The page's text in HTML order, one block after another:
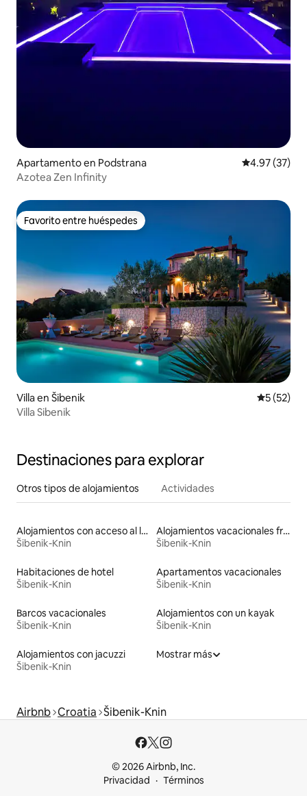
Apartamento en Podstrana Calificación
4.97 (37)
Azotea Zen Infinity
Favorito entre huéspedes
Favorito entre huéspedes
Villa en Šibenik
5 (52)
Villa Sibenik
Destinaciones para explorar
Otros tipos de alojamientos Actividades
Alojamientos con acceso al lago
Šibenik-Knin
Alojamientos vacacionales frente a la playa
Šibenik-Knin
Habitaciones de hotel
Šibenik-Knin
Apartamentos vacacionales
Šibenik-Knin
Barcos vacacionales
Šibenik-Knin
Alojamientos con un kayak
Šibenik-Knin
Alojamientos con jacuzzi
Šibenik-Knin
Mostrar más
Airbnb Croatia Šibenik-Knin
© 2026 Airbnb, Inc.
Privacidad
Términos